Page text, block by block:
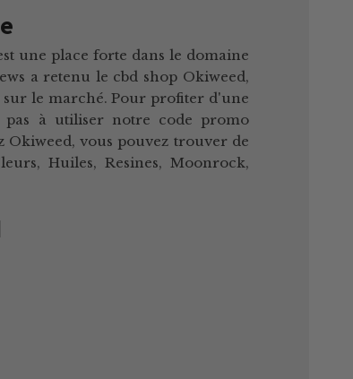
une place forte dans le domaine
a retenu le cbd shop Okiweed,
sur le marché. Pour profiter d'une
pas à utiliser notre code promo
Okiweed, vous pouvez trouver de
Huiles, Resines, Moonrock,